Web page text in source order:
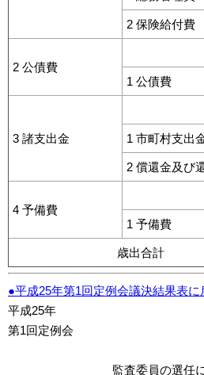
2 保険給付費
2 公債費
1 公債費
3 諸支出金 1 市町村支出
2 償還金及び
4 予備費
1 予備費
歳出合計
●平成25年第1回定例会議決結果表に
平成25年
第1回定例会
監査委員の選任